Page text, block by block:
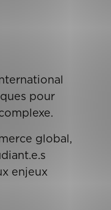
pour
global,
enjeux